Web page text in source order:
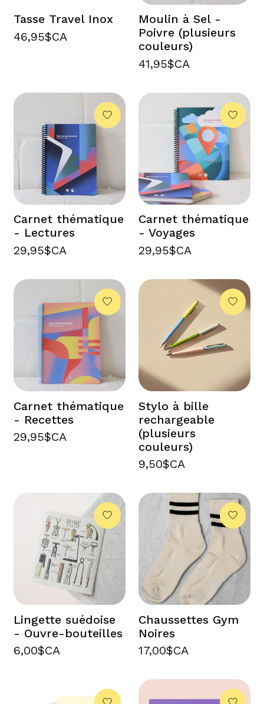
Tasse Travel Inox
46,95$CA
Moulin à Sel -
Poivre (plusieurs
couleurs)
41,95$CA
Carnet thématique
- Lectures
29,95$CA
Carnet thématique
- Voyages
29,95$CA
Carnet thématique
- Recettes
29,95$CA
Stylo à bille
rechargeable
(plusieurs
couleurs)
9,50$CA
Lingette suédoise
- Ouvre-bouteilles
6,00$CA
Chaussettes Gym
Noires
17,00$CA